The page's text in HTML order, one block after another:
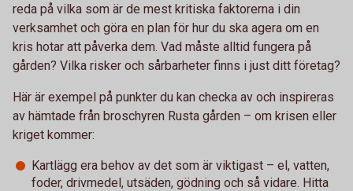
reda på vilka som är de mest kritiska faktorerna i din
verksamhet och göra en plan för hur du ska agera om en
kris hotar att påverka dem. Vad måste alltid fungera på
gården? Vilka risker och sårbarheter finns i just ditt företag?
Här är exempel på punkter du kan checka av och inspireras
av hämtade från broschyren Rusta gården – om krisen eller
kriget kommer:
Kartlägg era behov av det som är viktigast – el, vatten,
foder, drivmedel, utsäden, gödning och så vidare. Hitta